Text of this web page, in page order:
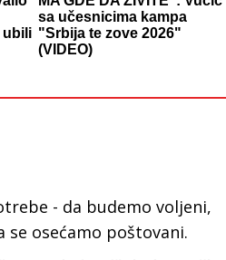
ubili
sa učesnicima kampa
"Srbija te zove 2026"
(VIDEO)
- da budemo voljeni,
se osećamo poštovani.